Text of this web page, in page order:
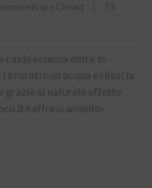
are Closed
13
calda esterna entra in
irrorati con acqua e rilascia
grazie al naturale effetto
raffrescamento-